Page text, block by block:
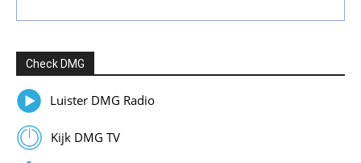
Check DMG
Luister DMG Radio
Kijk DMG TV